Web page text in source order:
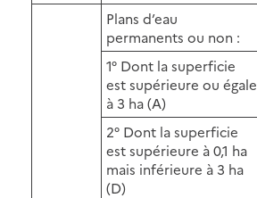
Plans d’eau
permanents ou non :
1° Dont la superficie
est supérieure ou égale
à 3 ha (A)
2° Dont la superficie
est supérieure à 0,1 ha
mais inférieure à 3 ha
(D)